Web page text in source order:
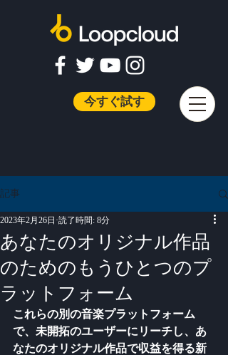
今すぐ試す
記事
あなたのオリジナル作品
のためのもうひとつのプ
ラットフォーム
2023年2月26日 読了時間: 8分
これらの別の音楽プラットフォーム
で、未開拓のユーザーにリーチし、あ
なたのオリジナル作品で収益を得る新